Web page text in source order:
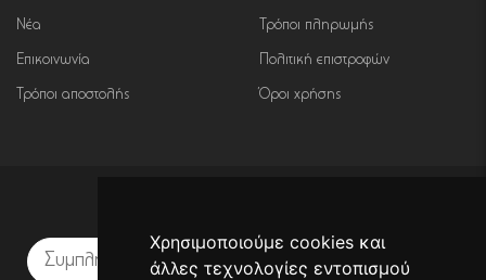
Χρησιμοποιούμε cookies και
άλλες τεχνολογίες εντοπισμού
Νέα
Επικοινωνία
Τρόποι αποστολής
Τρόποι πληρωμής
Πολιτική επιστροφών
Όροι χρήσης
Εγγραφή